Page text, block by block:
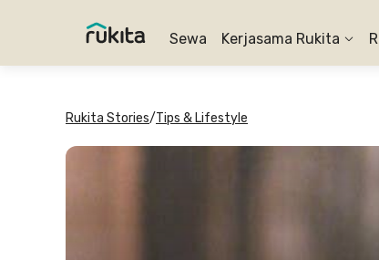
Sewa Kerjasama Rukita
Rukita Stories/Tips & Lifestyle